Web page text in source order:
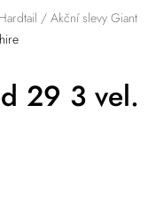
Hardtail / Akční slevy Giant
29 3 vel.